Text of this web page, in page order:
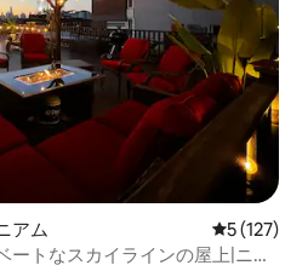
アム レビュー
5 (127)
ートなスカイラインの屋上|ニュ